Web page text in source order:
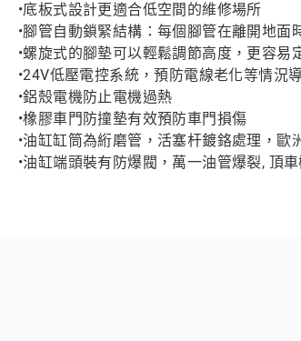
•底板式設計更適合低空間的維修場所
•腳管自動鎖緊結構：每個腳管在離開地
•螺旋式的腳墊可以輕鬆調節高度，更容易
•24V低壓電控系統，預防電線老化等情況
•鋁殼電機防止電機過熱
•橡膠車門防撞墊有效預防車門損傷
•油缸缸筒為絎磨管，活塞杆鍍鉻處理，歐
•油缸端頭裝有防爆閥，萬一油管爆裂, 頂